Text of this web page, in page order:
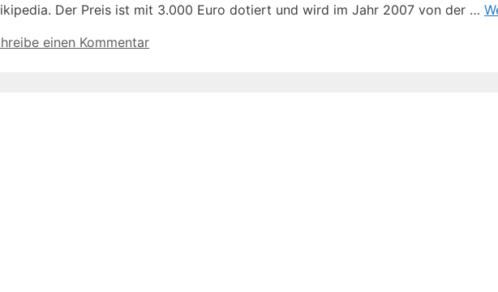
Der Preis ist mit 3.000 Euro dotiert und wird im Jahr 2007 von der …
einen Kommentar